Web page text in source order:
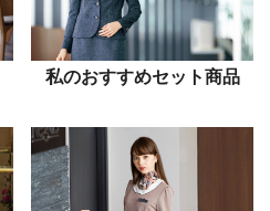
私のおすすめセット商品